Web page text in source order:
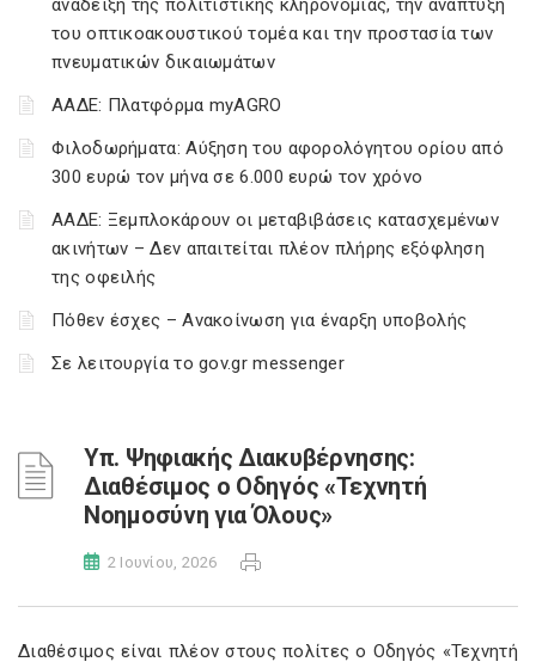
ανάδειξη της πολιτιστικής κληρονομιάς, την ανάπτυξη
του οπτικοακουστικού τομέα και την προστασία των
πνευματικών δικαιωμάτων
ΑΑΔΕ: Πλατφόρμα myAGRO
Φιλοδωρήματα: Αύξηση του αφορολόγητου ορίου από
300 ευρώ τον μήνα σε 6.000 ευρώ τον χρόνο
ΑΑΔΕ: Ξεμπλοκάρουν οι μεταβιβάσεις κατασχεμένων
ακινήτων – Δεν απαιτείται πλέον πλήρης εξόφληση
της οφειλής
Πόθεν έσχες – Ανακοίνωση για έναρξη υποβολής
Σε λειτουργία το gov.gr messenger
Υπ. Ψηφιακής Διακυβέρνησης:
Διαθέσιμος ο Οδηγός «Τεχνητή
Νοημοσύνη για Όλους»
2 Ιουνίου, 2026
Διαθέσιμος είναι πλέον στους πολίτες ο Οδηγός «Τεχνητή